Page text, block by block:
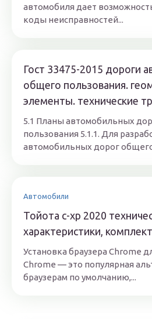
автомобиля дает
коды неисправностей...
Гост 33475-2015 дороги
общего пользования.
элементы. технические
5.1 Планы автомобильных
пользования 5.1.1. Для
автомобильных дорог
Автомобили
Тойота с-хр 2020
характеристики,
Установка браузера Chrome
Chrome — это популярная
браузерам по умолчанию,...